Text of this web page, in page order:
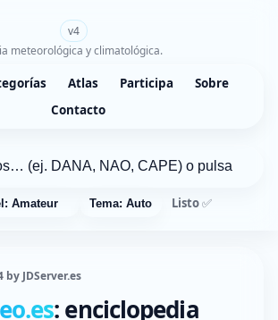
v4
meteorológica y climatológica.
Atlas Participa
Sobre
Contacto
Amateur Tema: Auto Listo ✅
JDServer.es
: enciclopedia